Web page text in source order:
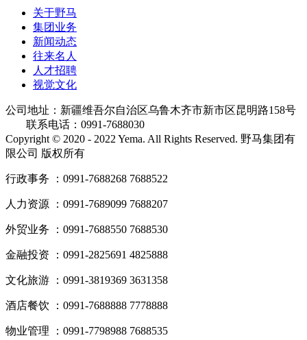
关于野马
集团业务
新闻动态
往来名人
人才招聘
视觉文化
公司地址：新疆维吾尔自治区乌鲁木齐市新市区昆明路158号
联系电话：0991-7688030
Copyright © 2020 - 2022 Yema. All Rights Reserved. 野马集团有
限公司 版权所有
行政事务 ：0991-7688268 7688522
人力资源 ：0991-7689099 7688207
外贸业务 ：0991-7688550 7688530
金融投资 ：0991-2825691 4825888
文化旅游 ：0991-3819369 3631358
酒店餐饮 ：0991-7688888 7778888
物业管理 ：0991-7798988 7688535